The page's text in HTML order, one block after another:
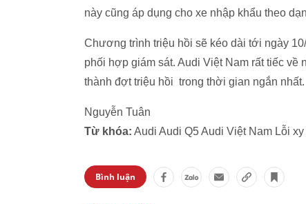
này cũng áp dụng cho xe nhập khẩu theo
Chương trình triệu hồi sẽ kéo dài tới ngày
phối hợp giám sát. Audi Việt Nam rất tiếc về
thành đợt triệu hồi trong thời gian ngắn nhất.
Nguyễn Tuân
Từ khóa: Audi Audi Q5 Audi Việt Nam Lỗi
Bình luận